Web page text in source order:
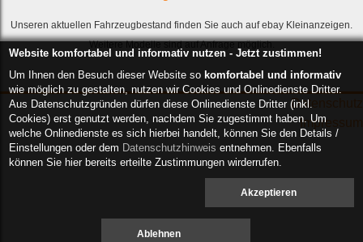
Unseren aktuellen Fahrzeugbestand finden Sie auch auf ebay Kleinanzeigen.
Weitere Modelle sind auf Anfrage möglich.
Datenschutz
Impressum
Website komfortabel und informativ nutzen - Jetzt zustimmen!
Um Ihnen den Besuch dieser Website so komfortabel und informativ
wie möglich zu gestalten, nutzen wir Cookies und Onlinedienste Dritter.
Aus Datenschutzgründen dürfen diese Onlinedienste Dritter (inkl.
Cookies) erst genutzt werden, nachdem Sie zugestimmt haben. Um
welche Onlinedienste es sich hierbei handelt, können Sie den Details /
Einstellungen oder dem Datenschutzhinweis entnehmen. Ebenfalls
können Sie hier bereits erteilte Zustimmungen wirderrufen.